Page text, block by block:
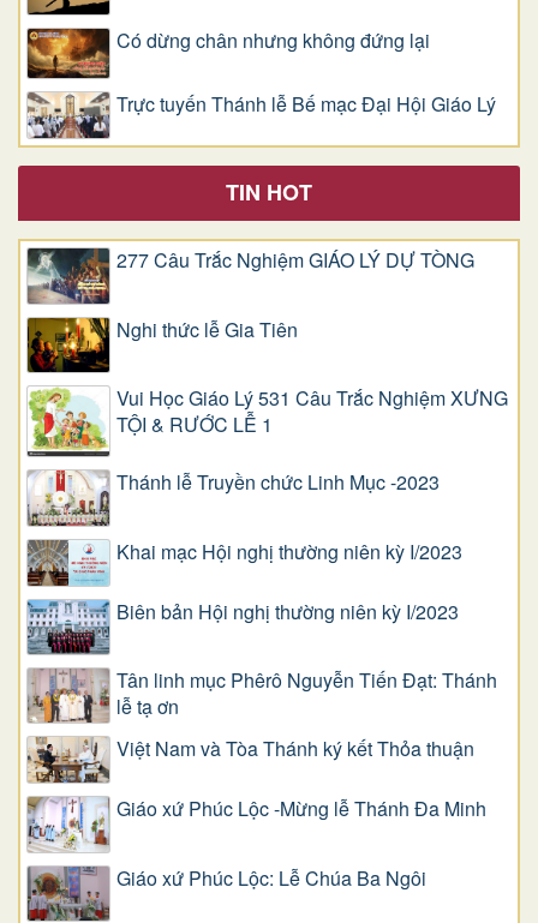
Có dừng chân nhưng không đứng lại
Trực tuyến Thánh lễ Bế mạc Đại Hội Giáo Lý
TIN HOT
277 Câu Trắc Nghiệm GIÁO LÝ DỰ TÒNG
Nghi thức lễ Gia Tiên
Vui Học Giáo Lý 531 Câu Trắc Nghiệm XƯNG
TỘI & RƯỚC LỄ 1
Thánh lễ Truyền chức Linh Mục -2023
Khai mạc Hội nghị thường niên kỳ I/2023
Biên bản Hội nghị thường niên kỳ I/2023
Tân linh mục Phêrô Nguyễn Tiến Đạt: Thánh
lễ tạ ơn
Việt Nam và Tòa Thánh ký kết Thỏa thuận
Giáo xứ Phúc Lộc -Mừng lễ Thánh Đa Minh
Giáo xứ Phúc Lộc: Lễ Chúa Ba Ngôi